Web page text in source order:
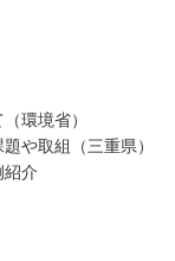
環境省）
や取組（三重県）
介